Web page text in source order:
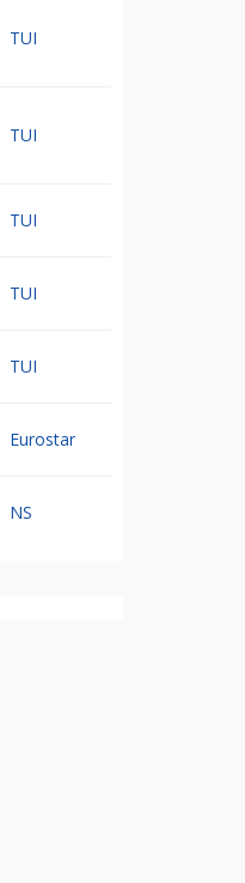
TUI
TUI
TUI
TUI
TUI
Eurostar
NS